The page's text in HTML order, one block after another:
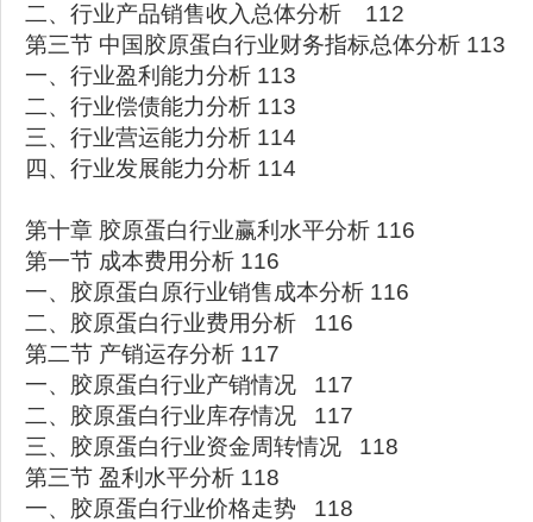
二、行业产品销售收入总体分析 112
第三节 中国胶原蛋白行业财务指标总体分析 113
一、行业盈利能力分析 113
二、行业偿债能力分析 113
三、行业营运能力分析 114
四、行业发展能力分析 114
第十章 胶原蛋白行业赢利水平分析 116
第一节 成本费用分析 116
一、胶原蛋白原行业销售成本分析 116
二、胶原蛋白行业费用分析 116
第二节 产销运存分析 117
一、胶原蛋白行业产销情况 117
二、胶原蛋白行业库存情况 117
三、胶原蛋白行业资金周转情况 118
第三节 盈利水平分析 118
一、胶原蛋白行业价格走势 118